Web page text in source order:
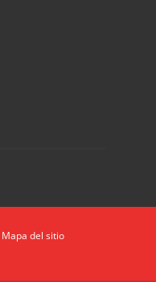
Mapa del sitio